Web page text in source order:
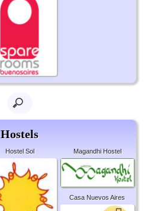
Hostels
Hostel Sol Magandhi Hostel
Casa Nuevos Aires